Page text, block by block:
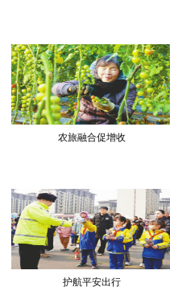
农旅融合促增收
护航平安出行